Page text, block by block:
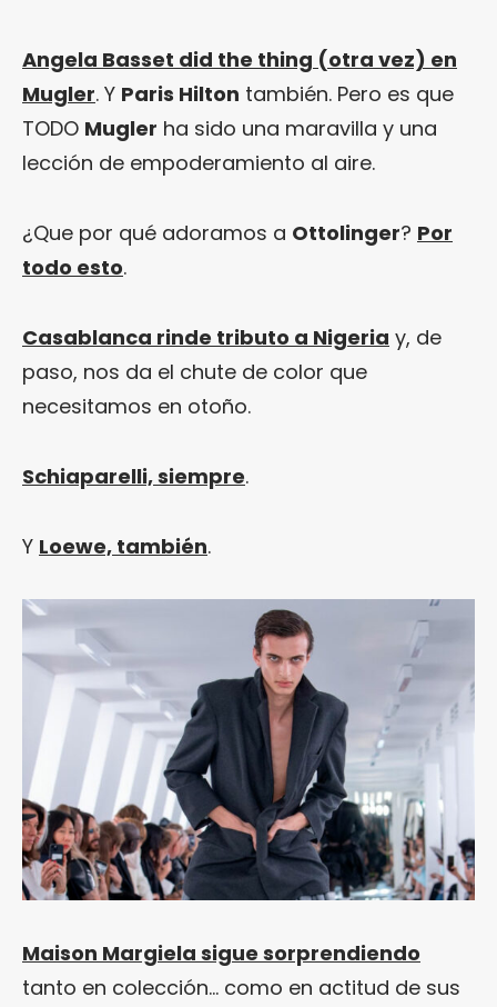
Angela Basset did the thing (otra vez) en
Mugler. Y Paris Hilton también. Pero es que
TODO Mugler ha sido una maravilla y una
lección de empoderamiento al aire.
¿Que por qué adoramos a Ottolinger? Por
todo esto.
Casablanca rinde tributo a Nigeria y, de
paso, nos da el chute de color que
necesitamos en otoño.
Schiaparelli, siempre.
Y Loewe, también.
Maison Margiela sigue sorprendiendo
tanto en colección… como en actitud de sus